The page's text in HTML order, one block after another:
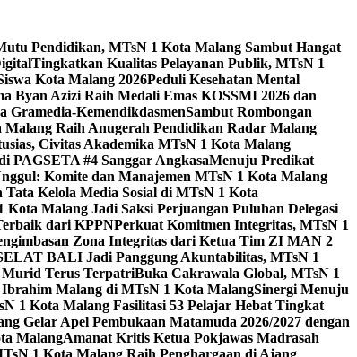
Pendidikan, MTsN 1 Kota Malang Sambut Hangat
Tingkatkan Kualitas Pelayanan Publik, MTsN 1
Kota Malang 2026Peduli Kesehatan Mental
Byan Azizi Raih Medali Emas KOSSMI 2026 dan
Gramedia-KemendikdasmenSambut Rombongan
Raih Anugerah Pendidikan Radar Malang
Civitas Akademika MTsN 1 Kota Malang
PAGSETA #4 Sanggar AngkasaMenuju Predikat
Komite dan Manajemen MTsN 1 Kota Malang
Kelola Media Sosial di MTsN 1 Kota
Kota Malang Jadi Saksi Perjuangan Puluhan Delegasi
dari KPPNPerkuat Komitmen Integritas, MTsN 1
Zona Integritas dari Ketua Tim ZI MAN 2
BALI Jadi Panggung Akuntabilitas, MTsN 1
Terus TerpatriBuka Cakrawala Global, MTsN 1
Malang di MTsN 1 Kota MalangSinergi Menuju
1 Kota Malang Fasilitasi 53 Pelajar Hebat Tingkat
Gelar Apel Pembukaan Matamuda 2026/2027 dengan
MalangAmanat Kritis Ketua Pokjawas Madrasah
1 Kota Malang Raih Penghargaan di Ajang